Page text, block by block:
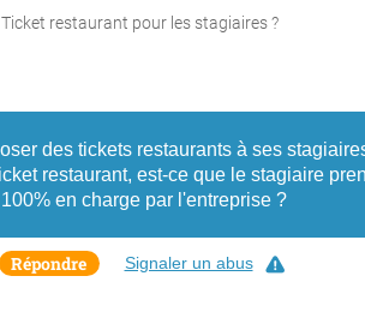
Ticket restaurant pour les stagiaires ?
des tickets restaurants à ses
restaurant, est-ce que le stagiaire
en charge par l'entreprise ?
Répondre
Signaler un abus